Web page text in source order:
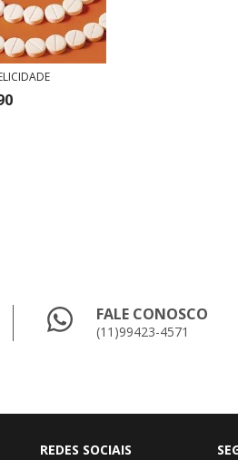
FALE CONOSCO
(11)99423-4571
REDES SOCIAIS